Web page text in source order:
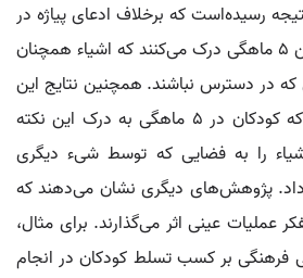
رسیده‌است که برخلاف ادعای پیاژه در
سال ۱۹۵۴، کودکان از سن ۵ ماهگی درک می‌کنند که اشیاء همچنان
که در دسترس نباشند. همچنین نتایج این
تحقیقات نشان می‌دهد که کودکان در ۵ ماهگی به درک این نکته
را به فضایی که توسط شیء دیگری
پژوهش‌های دیگری نشان می‌دهند که
عملیات عینی اثر می‌گذارند. برای مثال،
بر کسب تسلط کودکان در انجام